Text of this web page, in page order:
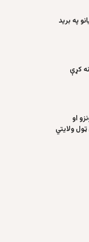
په برید
کړې
او
ولایتي